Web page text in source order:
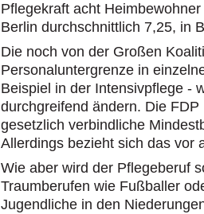
Pflegekraft acht
Berlin durchschnittlich 7,25, in
Die noch von der Großen
Personaluntergrenze in
Beispiel in der Intensivpflege -
durchgreifend ändern. Die
gesetzlich verbindliche
Allerdings bezieht sich das vor
Wie aber wird der Pflegeberuf
Traumberufen wie Fußballer
Jugendliche in den